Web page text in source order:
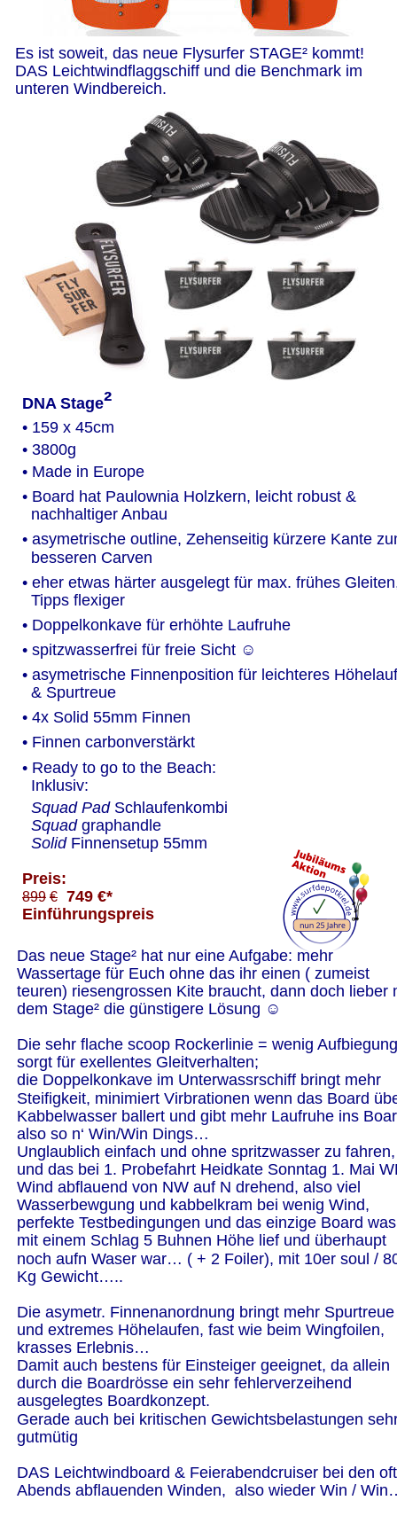
Es ist soweit, das neue Flysurfer STAGE² kommt!
DAS Leichtwindflaggschiff und die Benchmark im
unteren Windbereich.
Das neue Stage² hat nur eine Aufgabe: mehr
Wassertage für Euch ohne das ihr einen ( zumeist
teuren) riesengrossen Kite braucht, dann doch lieber
dem Stage² die günstigere Lösung ☺
Die sehr flache scoop Rockerlinie = wenig
sorgt für exellentes Gleitverhalten;
die Doppelkonkave im Unterwassrschiff bringt mehr
Steifigkeit, minimiert Virbrationen wenn das Board
Kabbelwasser ballert und gibt mehr Laufruhe ins
also so n‘ Win/Win Dings…
Unglaublich einfach und ohne spritzwasser zu
und das bei 1. Probefahrt Heidkate Sonntag 1. Mai
Wind abflauend von NW auf N drehend, also viel
Wasserbewgung und kabbelkram bei wenig Wind,
perfekte Testbedingungen und das einzige Board
mit einem Schlag 5 Buhnen Höhe lief und überhaupt
noch aufn Waser war… ( + 2 Foiler), mit 10er soul /
Kg Gewicht…..
Die asymetr. Finnenanordnung bringt mehr
und extremes Höhelaufen, fast wie beim Wingfoilen,
krasses Erlebnis…
Damit auch bestens für Einsteiger geeignet, da allein
durch die Boardrösse ein sehr fehlerverzeihend
ausgelegtes Boardkonzept.
Gerade auch bei kritischen Gewichtsbelastungen
gutmütig
DAS Leichtwindboard & Feierabendcruiser bei den
Abends abflauenden Winden,  also wieder Win /
DNA Stage²
• 159 x 45cm
• 3800g
• Made in Europe
• Board hat Paulownia Holzkern, leicht robust &
  nachhaltiger Anbau
• asymetrische outline, Zehenseitig kürzere Kante
  besseren Carven
• eher etwas härter ausgelegt für max. frühes
  Tipps flexiger
• Doppelkonkave für erhöhte Laufruhe
• spitzwasserfrei für freie Sicht ☺
• asymetrische Finnenposition für leichteres
  & Spurtreue
• 4x Solid 55mm Finnen
• Finnen carbonverstärkt
• Ready to go to the Beach:
  Inklusiv:
  Squad Pad
Schlaufenkombi
  Squad
graphandle
  Solid
Finnensetup 55mm
Preis:
899 € 749 €*
Einführungspreis